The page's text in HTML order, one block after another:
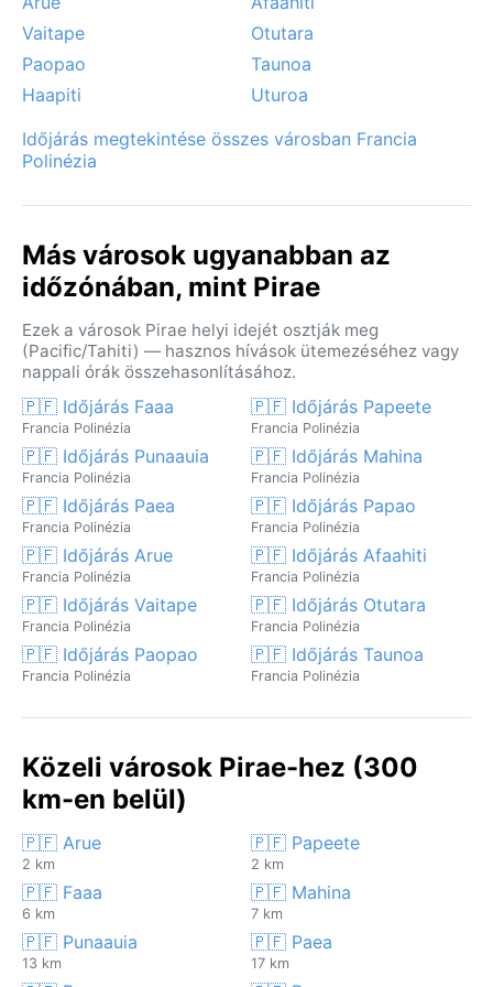
Vaitape
Otutara
Paopao
Taunoa
Haapiti
Uturoa
Időjárás megtekintése összes városban Francia
Polinézia
Más városok ugyanabban az
időzónában, mint Pirae
Ezek a városok Pirae helyi idejét osztják meg
(Pacific/Tahiti) — hasznos hívások ütemezéséhez vagy
nappali órák összehasonlításához.
🇵🇫 Időjárás Faaa
Francia Polinézia
🇵🇫 Időjárás Papeete
Francia Polinézia
🇵🇫 Időjárás Punaauia
Francia Polinézia
🇵🇫 Időjárás Mahina
Francia Polinézia
🇵🇫 Időjárás Paea
Francia Polinézia
🇵🇫 Időjárás Papao
Francia Polinézia
🇵🇫 Időjárás Arue
Francia Polinézia
🇵🇫 Időjárás Afaahiti
Francia Polinézia
🇵🇫 Időjárás Vaitape
Francia Polinézia
🇵🇫 Időjárás Otutara
Francia Polinézia
🇵🇫 Időjárás Paopao
Francia Polinézia
🇵🇫 Időjárás Taunoa
Francia Polinézia
Közeli városok Pirae-hez (300
km-en belül)
🇵🇫 Arue
2 km
🇵🇫 Papeete
2 km
🇵🇫 Faaa
6 km
🇵🇫 Mahina
7 km
🇵🇫 Punaauia
13 km
🇵🇫 Paea
17 km